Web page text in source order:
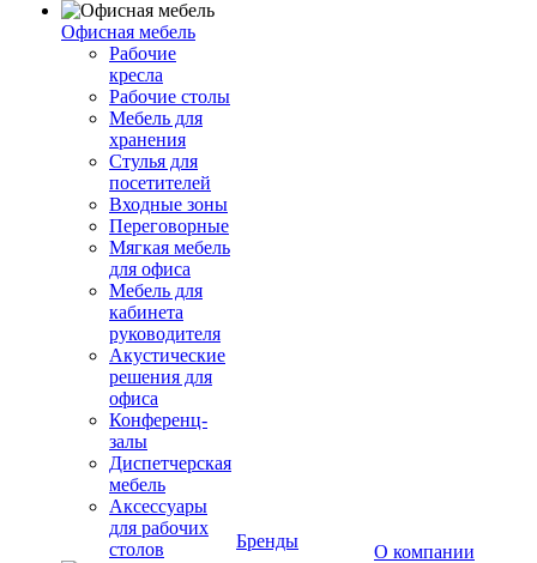
Офисная мебель
Рабочие
кресла
Рабочие столы
Мебель для
хранения
Стулья для
посетителей
Входные зоны
Переговорные
Мягкая мебель
для офиса
Мебель для
кабинета
руководителя
Акустические
решения для
офиса
Конференц-
залы
Диспетчерская
мебель
Аксессуары
для рабочих
столов
Бренды
О компании